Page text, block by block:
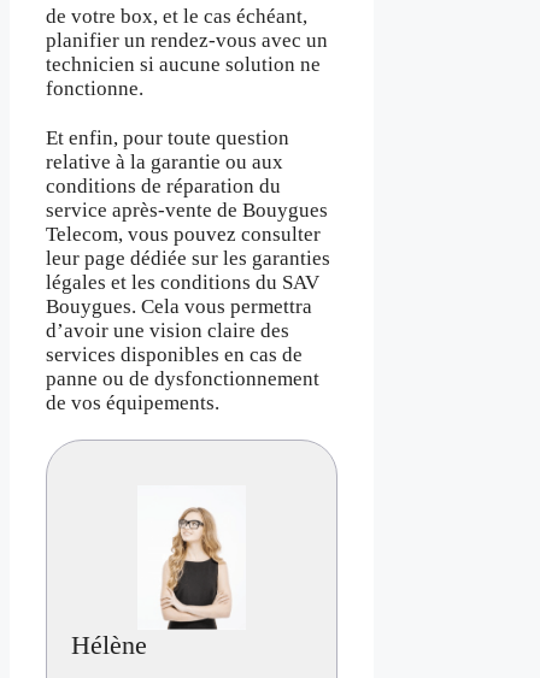
de votre box, et le cas échéant,
planifier un rendez-vous avec un
technicien si aucune solution ne
fonctionne.
Et enfin, pour toute question
relative à la garantie ou aux
conditions de réparation du
service après-vente de Bouygues
Telecom, vous pouvez consulter
leur page dédiée sur les garanties
légales et les conditions du SAV
Bouygues. Cela vous permettra
d’avoir une vision claire des
services disponibles en cas de
panne ou de dysfonctionnement
de vos équipements.
Hélène